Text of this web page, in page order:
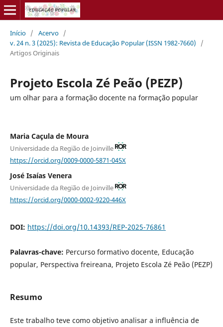
Início / Acervo /
v. 24 n. 3 (2025): Revista de Educação Popular (ISSN 1982-7660)
/
Artigos Originais
Projeto Escola Zé Peão (PEZP)
um olhar para a formação docente na formação popular
Maria Caçula de Moura
Universidade da Região de Joinville
https://orcid.org/0009-0000-5871-045X
José Isaías Venera
Universidade da Região de Joinville
https://orcid.org/0000-0002-9220-446X
DOI: https://doi.org/10.14393/REP-2025-76861
Palavras-chave: Percurso formativo docente, Educação
popular, Perspectiva freireana, Projeto Escola Zé Peão (PEZP)
Resumo
Este trabalho teve como objetivo analisar a influência de